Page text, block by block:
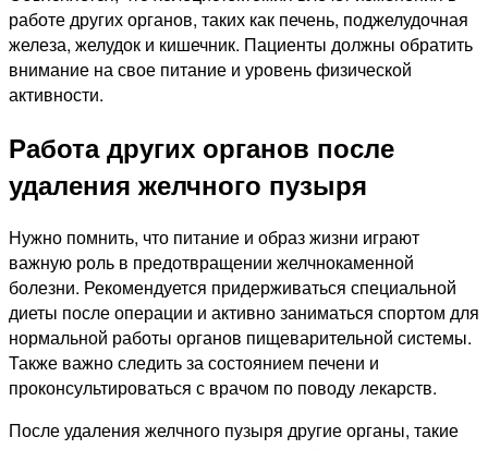
работе других органов, таких как печень, поджелудочная
железа, желудок и кишечник. Пациенты должны обратить
внимание на свое питание и уровень физической
активности.
Работа других органов после
удаления желчного пузыря
Нужно помнить, что питание и образ жизни играют
важную роль в предотвращении желчнокаменной
болезни. Рекомендуется придерживаться специальной
диеты после операции и активно заниматься спортом для
нормальной работы органов пищеварительной системы.
Также важно следить за состоянием печени и
проконсультироваться с врачом по поводу лекарств.
После удаления желчного пузыря другие органы, такие